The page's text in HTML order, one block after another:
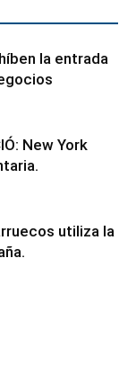
la entrada
New York
utiliza la